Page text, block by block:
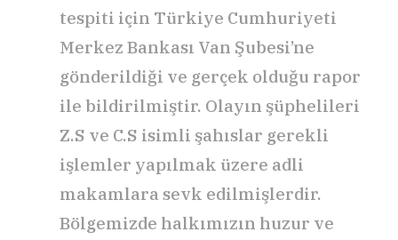
tespiti için Türkiye Cumhuriyeti
Merkez Bankası Van Şubesi’ne
gönderildiği ve gerçek olduğu rapor
ile bildirilmiştir. Olayın şüphelileri
Z.S ve C.S isimli şahıslar gerekli
işlemler yapılmak üzere adli
makamlara sevk edilmişlerdir.
Bölgemizde halkımızın huzur ve